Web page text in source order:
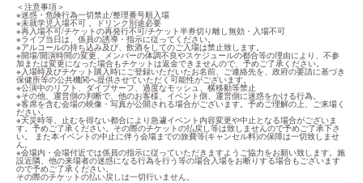
＜注意事項＞
※迷惑・危険行為一切禁止/整理番号順入場
※未就学児入場不可 。ドリンク別途必要
※再入場不可/チケットの再発行不可/チケット半券切り離し無効・入場不可
※ライブ当日は、係員の誘導・指示に従ってください。
※アルコールの持ち込み及び、飲酒をしてのご入場は禁止致します。
※開場/開演時間の変更、メンバーの体調不良やスケジュールの都合等の理由により、不参
加または変更になった場合もチケットは返金できませんので、予めご了承ください。
※入場時及びチケット購入時にご登録いただいたお名前、ご連絡先を、政府の要請に基づき
保健所等の公共機関へ提供させていただく可能性がございます。
※公演中のリフト、ダイブサーフ、過度なモッシュ、横移動等禁止
※その他、運営側の判断で、他のお客様、イベント側、運営側に迷惑をかける行為。
※客席を含む会場の映像・写真が公開される場合がございます。予めご理解の上、ご来場く
ださい。
※天災時等、止むを得ない都合により急遽イベント内容変更や中止となる場合がございま
す。予めご了承ください。その際のチケットの払戻し等は致しませんので予めご了承下さ
い。 また本イベントの中止に伴う会場までの旅費等(キャンセル料)の保障は一切致しませ
ん。
※会場内・会場付近では係員の指示に従っていただきますようご協力をお願い致します。施
設近隣、他の来場者の迷惑になる行為を行う等の場合入場をお断りする場合もございます
ので予めご了承ください。
その際のチケットの払い戻しは一切行いません。